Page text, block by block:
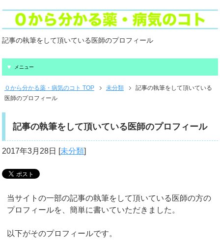
記事の執筆をして頂いている医師のプロフィール
メニュー
０から分かる薬・病気のコト TOP 未分類
記事の執筆をして頂いている
医師のプロフィール
記事の執筆をして頂いている医師のプロフィール
2017年3月28日 [未分類]
当サイトの一部の記事の執筆をして頂いている医師の方の
プロフィールを、簡単に書いていただきました。
以下がそのプロフィールです。